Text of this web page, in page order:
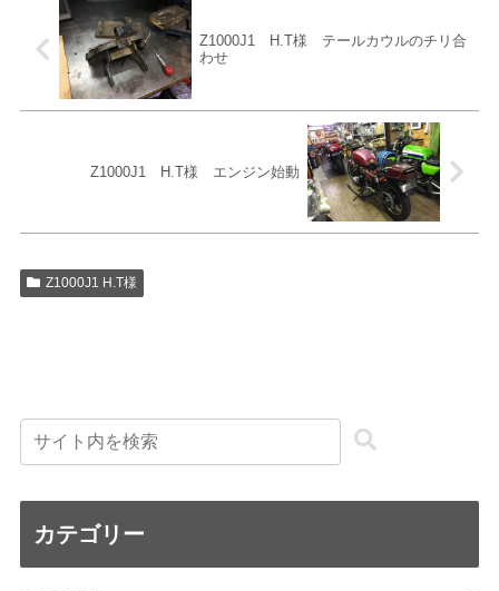
Z1000J1 H.T様 テールカウルのチリ合
わせ
Z1000J1 H.T様 エンジン始動
Z1000J1 H.T様
カテゴリー